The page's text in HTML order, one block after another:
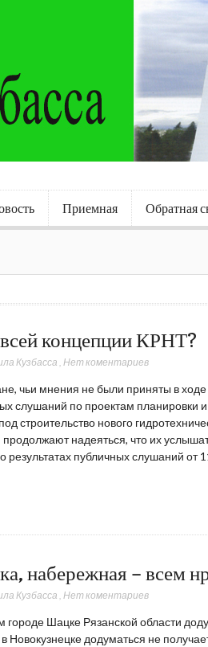
Приемная Обратная
концепции КРНТ?
Кузбасса Нет коментариев
чьи мнения не были приняты в ходе
слушаний по проектам планировки
строительство нового
надеяться, что их
результатах публичных слушаний от
набережная – всем
Кузбасса Нет коментариев
городе Шацке Рязанской области
в Новокузнецке додуматься не